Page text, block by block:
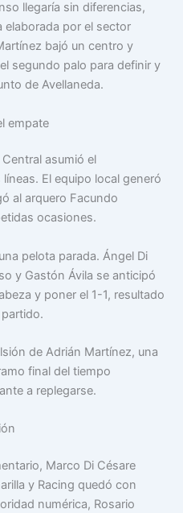
llegaría sin diferencias,
elaborada por el sector
bajó un centro y
segundo palo para definir y
de Avellaneda.
empate
asumió el
El equipo local generó
al arquero Facundo
ocasiones.
pelota parada. Ángel Di
y Gastón Ávila se anticipó
y poner el 1-1, resultado
de Adrián Martínez, una
final del tiempo
a replegarse.
Marco Di Césare
y Racing quedó con
numérica, Rosario